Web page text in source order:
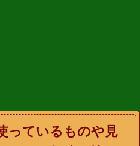
っているものや見